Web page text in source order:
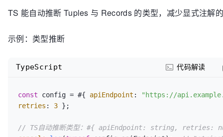
TS 能自动推断 Tuples 与 Records 的类型，减少显式注解
示例：类型推断
const config = #{ apiEndpoint :
"https://
retries : 3 };
// TS自动推断类型：#{ apiEndpoint: string, retries:
TypeScript 代码解读